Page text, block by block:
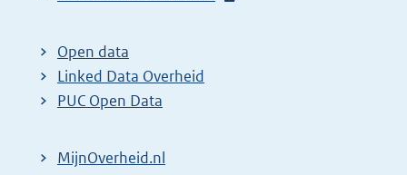
t
e
r
l
Open data
Linked Data Overheid
PUC Open Data
MijnOverheid.nl